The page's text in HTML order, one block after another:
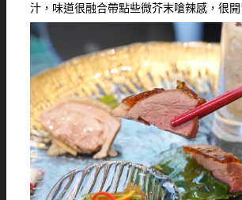
汁，味道很融合帶點些微芥末嗆辣感，很開